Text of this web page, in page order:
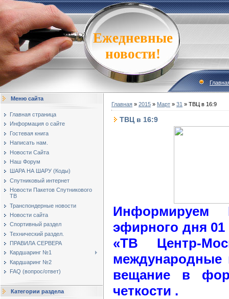
Ежедневные
новости!
Меню сайта
Главная страница
Информация о сайте
Гостевая книга
Написать нам.
Новости Сайта
Наш Форум
ШАРА НА ШАРУ (Коды)
Спутниковый интернет
Новости Пакетов Спутникового
ТВ
Транспондерные новости
Новости сайта
Спортивный раздел
Технический раздел.
ПРАВИЛА СЕРВЕРА
Кардшаринг №1
Кардшаринг №2
FAQ (вопрос/ответ)
Категории раздела
Главная » 2015 » Март » 31 » ТВЦ в 16:9
ТВЦ в 16:9
эфирного дня 01
«ТВ Центр-
международные
вещание в
четкости .